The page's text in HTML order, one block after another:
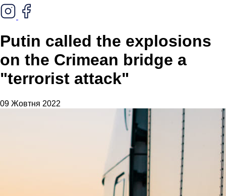
Putin called the explosions
on the Crimean bridge a
"terrorist attack"
09 Жовтня 2022